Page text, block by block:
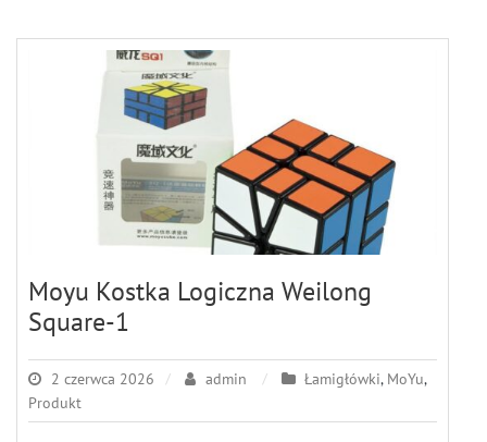
Moyu Kostka Logiczna Weilong
Square-1
2 czerwca 2026 admin Łamigłówki, MoYu,
Produkt